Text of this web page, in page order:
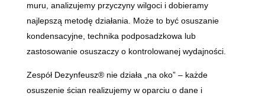
muru, analizujemy przyczyny wilgoci i dobieramy
najlepszą metodę działania. Może to być osuszanie
kondensacyjne, technika podposadzkowa lub
zastosowanie osuszaczy o kontrolowanej wydajności.
Zespół Dezynfeusz® nie działa „na oko” – każde
osuszenie ścian realizujemy w oparciu o dane i